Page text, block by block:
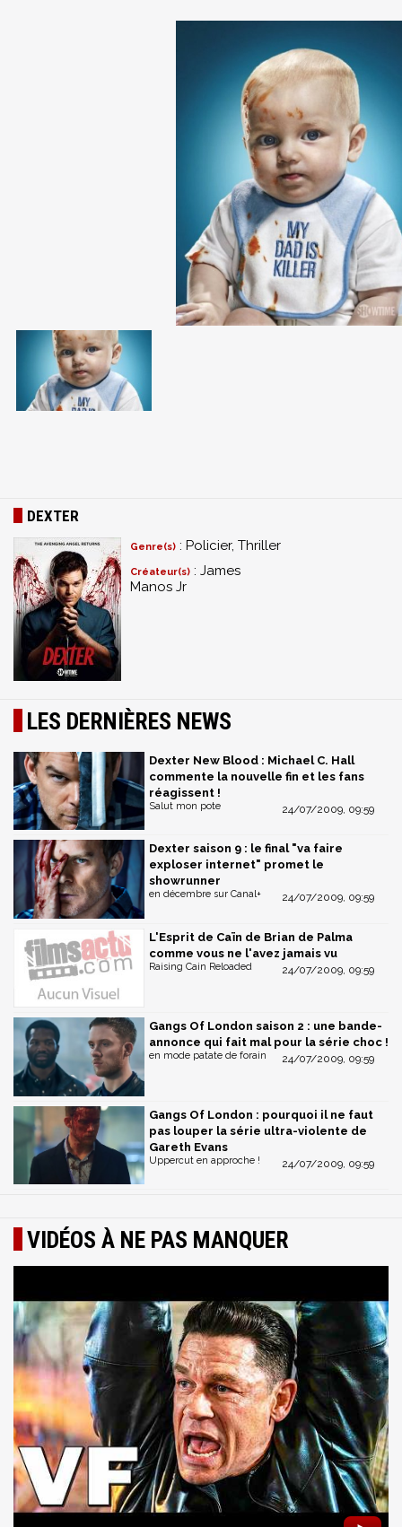
DEXTER
Genre(s) : Policier, Thriller
Créateur(s) : James
Manos Jr
LES DERNIÈRES NEWS
Dexter New Blood : Michael C. Hall
commente la nouvelle fin et les fans
réagissent !
24/07/2009, 09:59
Salut mon pote
Dexter saison 9 : le final "va faire
exploser internet" promet le
showrunner
24/07/2009, 09:59
en décembre sur Canal+
L'Esprit de Caïn de Brian de Palma
comme vous ne l'avez jamais vu
24/07/2009, 09:59
Raising Cain Reloaded
Gangs Of London saison 2 : une bande-
annonce qui fait mal pour la série choc !
24/07/2009, 09:59
en mode patate de forain
Gangs Of London : pourquoi il ne faut
pas louper la série ultra-violente de
Gareth Evans
24/07/2009, 09:59
Uppercut en approche !
VIDÉOS À NE PAS MANQUER